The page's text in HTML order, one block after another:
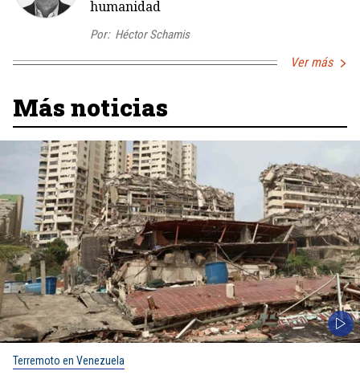
humanidad
Por: Héctor Schamis
Ver más
Más noticias
Terremoto en Venezuela